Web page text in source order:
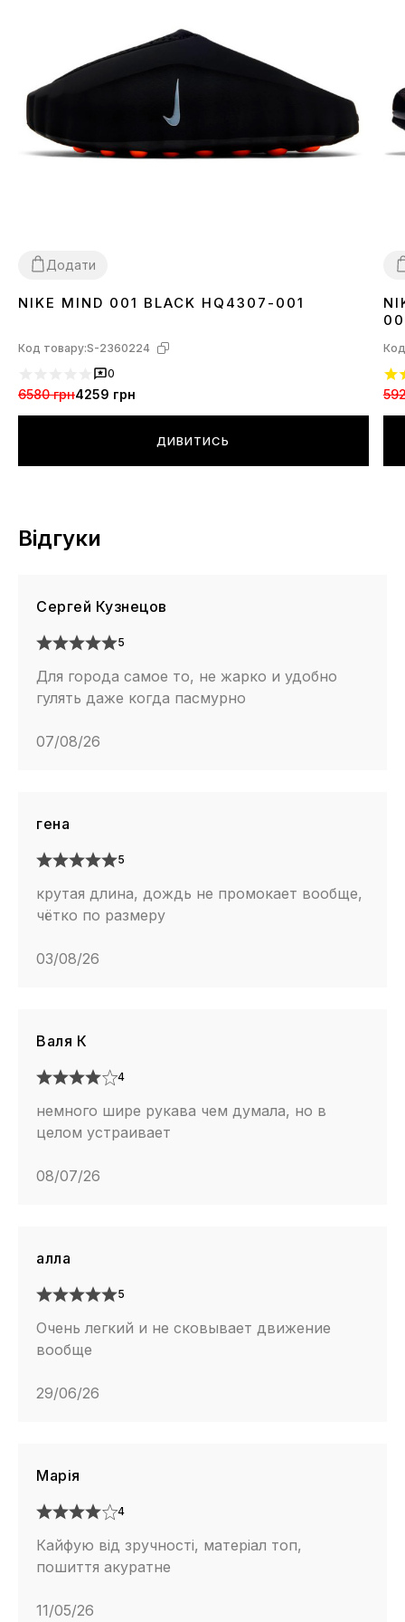
Додати
3637 38 39 40 41 42 434445
NIKE MIND 001 BLACK HQ4307-001
Код товару:S-2360224
0
6580 грн4259 грн
ДИВИТИСЬ
Відгуки
Сергей Кузнецов
5
Для города самое то, не жарко и удобно
гулять даже когда пасмурно
07/08/26
гена
5
крутая длина, дождь не промокает вообще,
чётко по размеру
03/08/26
Валя К
4
немного шире рукава чем думала, но в
целом устраивает
08/07/26
алла
5
Очень легкий и не сковывает движение
вообще
29/06/26
Марія
4
Кайфую від зручності, матеріал топ,
пошиття акуратне
11/05/26